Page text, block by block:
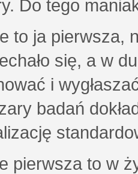
Do tego
to ja pierwsza,
się, a w
i
badań
pierwsza to w